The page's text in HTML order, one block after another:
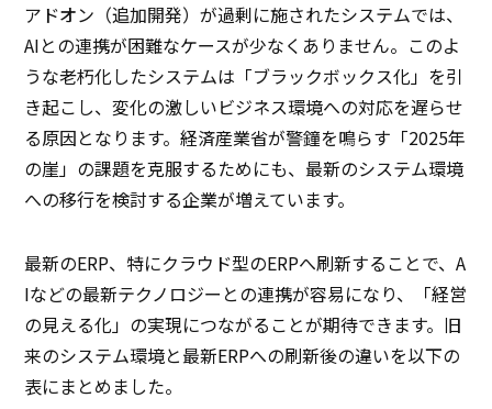
アドオン（追加開発）が過剰に施されたシステムでは、
AIとの連携が困難なケースが少なくありません。このよ
うな老朽化したシステムは「ブラックボックス化」を引
き起こし、変化の激しいビジネス環境への対応を遅らせ
る原因となります。経済産業省が警鐘を鳴らす「2025年
の崖」の課題を克服するためにも、最新のシステム環境
への移行を検討する企業が増えています。
最新のERP、特にクラウド型のERPへ刷新することで、A
Iなどの最新テクノロジーとの連携が容易になり、「経営
の見える化」の実現につながることが期待できます。旧
来のシステム環境と最新ERPへの刷新後の違いを以下の
表にまとめました。